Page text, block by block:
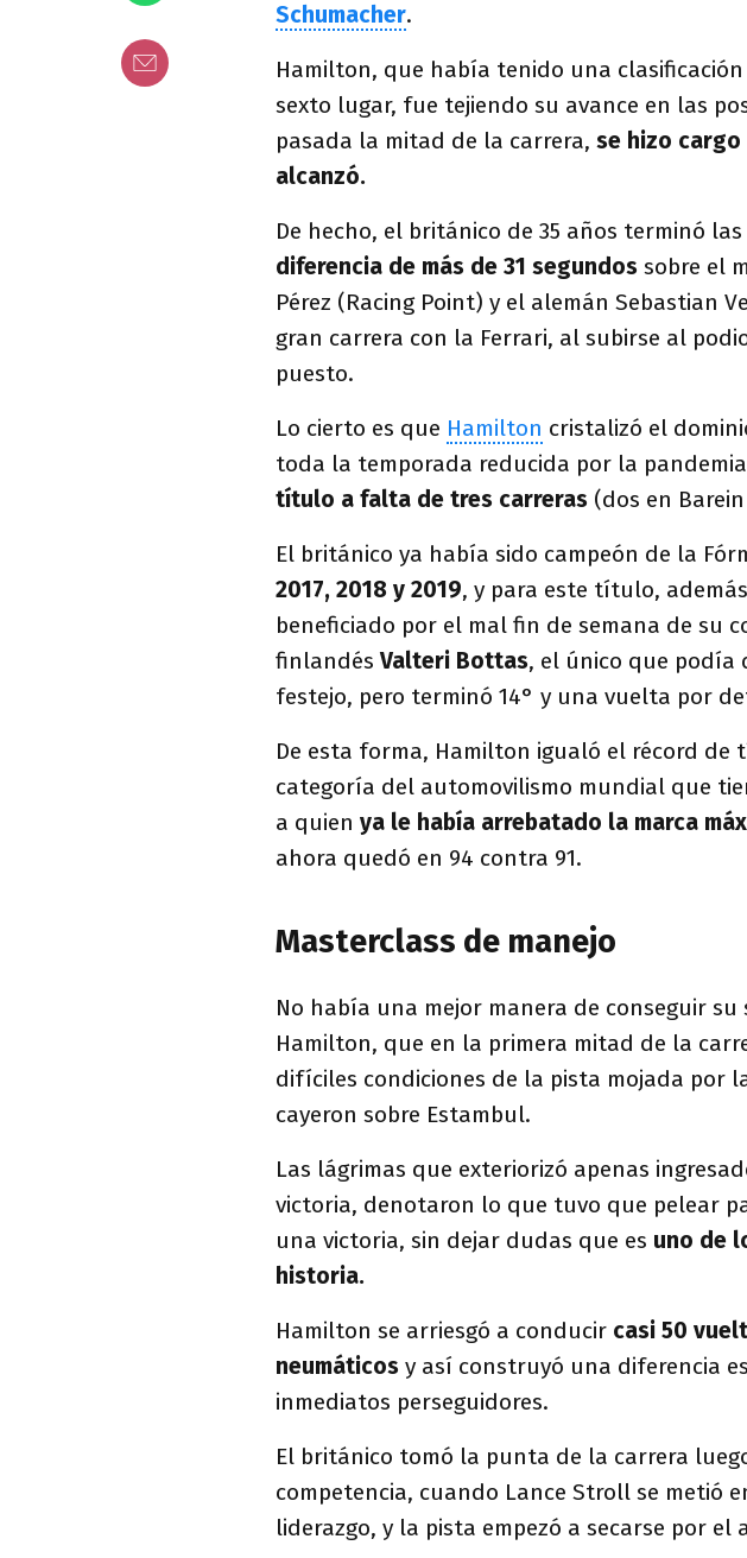
Schumacher.
Hamilton, que había tenido una
sexto lugar, fue tejiendo su avance en las
pasada la mitad de la carrera, se hizo cargo
alcanzó.
De hecho, el británico de 35 años terminó
diferencia de más de 31 segundos sobre el
Pérez (Racing Point) y el alemán Sebastian
gran carrera con la Ferrari, al subirse al
puesto.
Lo cierto es que Hamilton cristalizó el
toda la temporada reducida por la
título a falta de tres carreras (dos en
El británico ya había sido campeón de la
2017, 2018 y 2019, y para este título,
beneficiado por el mal fin de semana de su
finlandésValteri Bottas, el único que podía
festejo, pero terminó 14° y una vuelta por
De esta forma, Hamilton igualó el récord de
categoría del automovilismo mundial que
a quien ya le había arrebatado la marca
ahora quedó en 94 contra 91.
Masterclass de manejo
No había una mejor manera de conseguir
Hamilton, que en la primera mitad de la
difíciles condiciones de la pista mojada por
cayeron sobre Estambul.
Las lágrimas que exteriorizó apenas
victoria, denotaron lo que tuvo que pelear
una victoria, sin dejar dudas que es uno de
historia.
Hamilton se arriesgó a conducir casi 50
neumáticos y así construyó una diferencia
inmediatos perseguidores.
El británico tomó la punta de la carrera
competencia, cuando Lance Stroll se metió
liderazgo, y la pista empezó a secarse por